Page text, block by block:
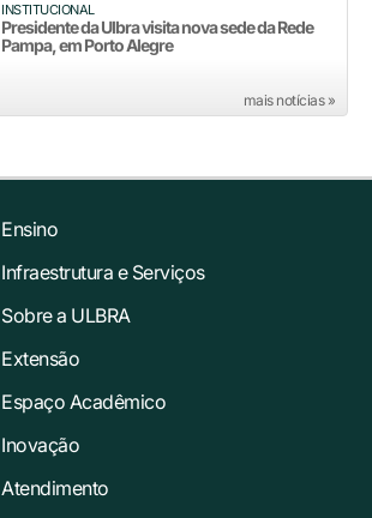
INSTITUCIONAL
Presidente da Ulbra visita nova sede da Rede
Pampa, em Porto Alegre
mais notícias »
Ensino
Infraestrutura e Serviços
Sobre a ULBRA
Extensão
Espaço Acadêmico
Inovação
Atendimento